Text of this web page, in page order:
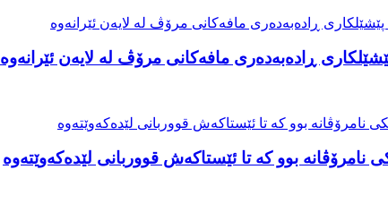
ڕادەبەدەری مافەکانی مرۆڤ لە لایەن ئێرانەوە
بوو کە تا ئێستاکەش قووربانی لێدەکەوێتەوە